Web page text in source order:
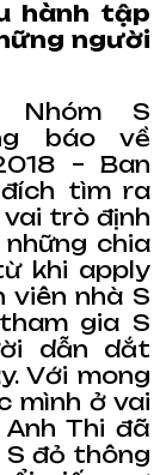
hành tập
người
Nhóm S
báo về
– Ban
tìm ra
trò định
những chia
khi apply
viên nhà S
gia S
dẫn dắt
Với mong
mình ở vai
Thi đã
S đỏ thông